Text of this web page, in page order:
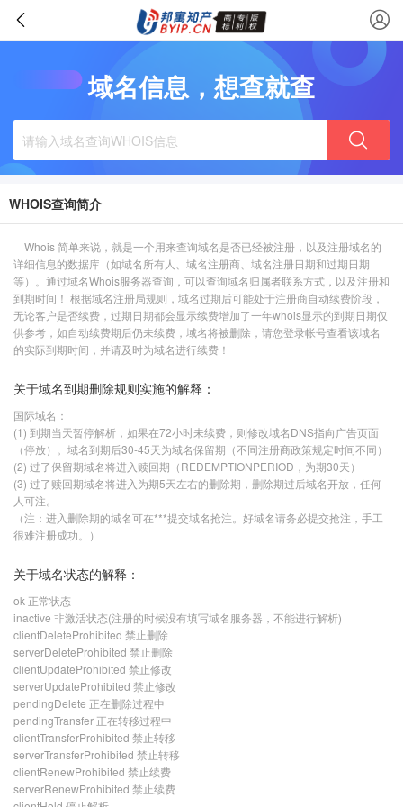
域名信息，想查就查
WHOIS查询简介
Whois 简单来说，就是一个用来查询域名是否已经被注册，以及注册域名的
详细信息的数据库（如域名所有人、域名注册商、域名注册日期和过期日期
等）。通过域名Whois服务器查询，可以查询域名归属者联系方式，以及注册和
到期时间！ 根据域名注册局规则，域名过期后可能处于注册商自动续费阶段，
无论客户是否续费，过期日期都会显示续费增加了一年whois显示的到期日期仅
供参考，如自动续费期后仍未续费，域名将被删除，请您登录帐号查看该域名
的实际到期时间，并请及时为域名进行续费！
关于域名到期删除规则实施的解释：
国际域名：
(1) 到期当天暂停解析，如果在72小时未续费，则修改域名DNS指向广告页面
（停放）。域名到期后30-45天为域名保留期（不同注册商政策规定时间不同）
(2) 过了保留期域名将进入赎回期（REDEMPTIONPERIOD，为期30天）
(3) 过了赎回期域名将进入为期5天左右的删除期，删除期过后域名开放，任何
人可注。
（注：进入删除期的域名可在***提交域名抢注。好域名请务必提交抢注，手工
很难注册成功。）
关于域名状态的解释：
ok 正常状态
inactive 非激活状态(注册的时候没有填写域名服务器，不能进行解析)
clientDeleteProhibited 禁止删除
serverDeleteProhibited 禁止删除
clientUpdateProhibited 禁止修改
serverUpdateProhibited 禁止修改
pendingDelete 正在删除过程中
pendingTransfer 正在转移过程中
clientTransferProhibited 禁止转移
serverTransferProhibited 禁止转移
clientRenewProhibited 禁止续费
serverRenewProhibited 禁止续费